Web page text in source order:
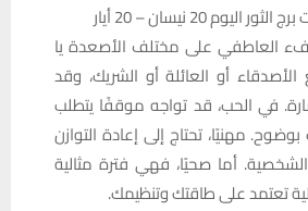
20 نيسان – 20 أيار
العاطفي على مختلف الأصعدة يا
أو العائلة أو الشريك، وقد
في الحب، قد تواجه موقفًا يتطلب
مهنيًا، تحتاج إلى إعادة التوازن
أما صحيًا، فهي فترة مثالية
تعتمد على طاقتك وتنظيمك.